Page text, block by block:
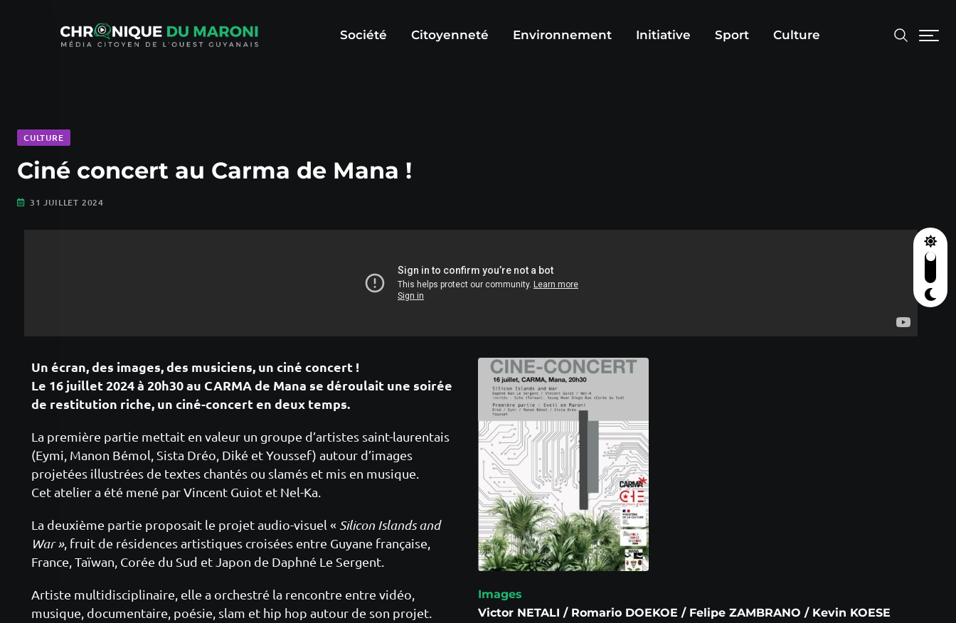
Société Citoyenneté Environnement Initiative Sport Culture
CULTURE
Ciné concert au Carma de Mana !
31 JUILLET 2024
Un écran, des images, des musiciens, un ciné concert !
Le 16 juillet 2024 à 20h30 au CARMA de Mana se déroulait une soirée
de restitution riche, un ciné-concert en deux temps.
La première partie mettait en valeur un groupe d’artistes saint-laurentais
(Eymi, Manon Bémol, Sista Dréo, Diké et Youssef) autour d’images
projetées illustrées de textes chantés ou slamés et mis en musique.
Cet atelier a été mené par Vincent Guiot et Nel-Ka.
La deuxième partie proposait le projet audio-visuel « Silicon Islands and
War », fruit de résidences artistiques croisées entre Guyane française,
France, Taïwan, Corée du Sud et Japon de Daphné Le Sergent.
Artiste multidisciplinaire, elle a orchestré la rencontre entre vidéo,
musique, documentaire, poésie, slam et hip hop autour de son projet.
Images
Victor NETALI / Romario DOEKOE / Felipe ZAMBRANO / Kevin KOESE